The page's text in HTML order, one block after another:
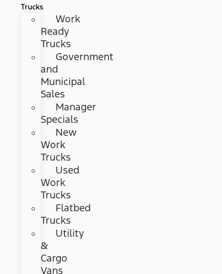
Trucks
Work
Ready
Trucks
Government
and
Municipal
Sales
Manager
Specials
New
Work
Trucks
Used
Work
Trucks
Flatbed
Trucks
Utility
&
Cargo
Vans